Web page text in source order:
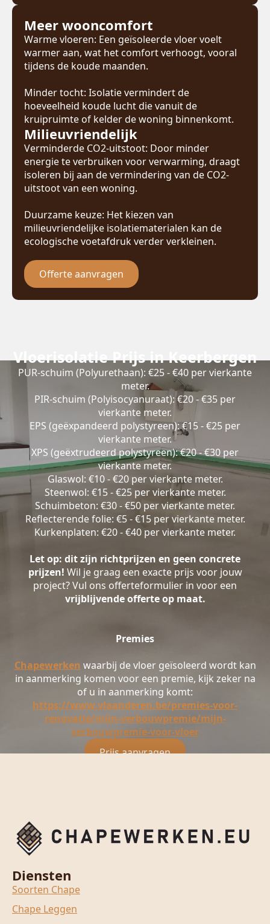
Meer wooncomfort
Warme vloeren: Een geïsoleerde vloer voelt
warmer aan, wat het comfort verhoogt, vooral
tijdens de koude maanden.
Minder tocht: Isolatie vermindert de
hoeveelheid koude lucht die vanuit de
kruipruimte of kelder de woning binnenkomt.
Milieuvriendelijk
Verminderde CO2-uitstoot: Door minder
energie te verbruiken voor verwarming, draagt
isoleren bij aan de vermindering van de CO2-
uitstoot van een woning.
Duurzame keuze: Het kiezen van
milieuvriendelijke isolatiematerialen kan de
ecologische voetafdruk verder verkleinen.
Offerte aanvragen
Vloerisolatie Prijs in Keerbergen
PUR-schuim (Polyurethaan): €25 - €40 per vierkante
meter.
PIR-schuim (Polyisocyanuraat): €20 - €35 per
vierkante meter.
EPS (geëxpandeerd polystyreen): €15 - €25 per
vierkante meter.
XPS (geëxtrudeerd polystyreen): €20 - €30 per
vierkante meter.
Glaswol: €10 - €20 per vierkante meter.
Steenwol: €15 - €25 per vierkante meter.
Schuimbeton: €30 - €50 per vierkante meter.
Reflecterende folie: €5 - €15 per vierkante meter.
Kurkenplaten: €20 - €40 per vierkante meter.
Let op: dit zijn richtprijzen en geen concrete
prijzen! Wil je graag een exacte prijs voor jouw
project? Vul ons offerteformulier in voor een
vrijblijvende offerte op maat.
Premies
Chapewerken waarbij de vloer geïsoleerd wordt kan
in aanmerking komen voor een premie, kijk zeker na
of u in aanmerking komt:
https://www.vlaanderen.be/premies-voor-
renovatie/mijn-verbouwpremie/mijn-
verbouwpremie-voor-vloer
Prijs aanvragen
Diensten
Soorten Chape
Chape Leggen